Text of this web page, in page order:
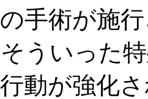
手術が施
ういった
動が強化